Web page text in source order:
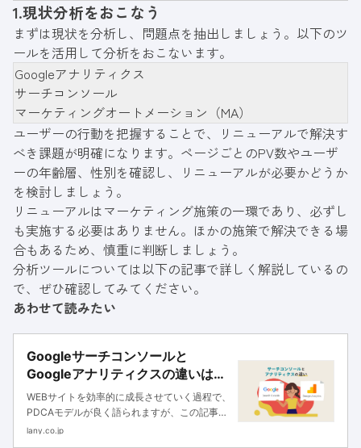
ている方は参考にしてください。
1.現状分析をおこなう
まずは現状を分析し、問題点を抽出しましょう。以下のツ
ールを活用して分析をおこないます。
Googleアナリティクス
サーチコンソール
マーケティングオートメーション（MA）
ユーザーの行動を把握することで、リニューアルで解決す
べき課題が明確になります。ページごとのPV数やユーザ
ーの年齢層、性別を確認し、リニューアルが必要かどうか
を検討しましょう。
リニューアルはマーケティング施策の一環であり、必ずし
も実施する必要はありません。ほかの施策で解決できる場
合もあるため、慎重に判断しましょう。
分析ツールについては以下の記事で詳しく解説しているの
で、ぜひ確認してみてください。
あわせて読みたい
Googleサーチコンソールと
Googleアナリティクスの違いは？
効果的な活用方法について徹底解
説
WEBサイトを効率的に成長させていく過程で、
PDCAモデルが良く語られますが、この記事で
はCHECKに該当する、施策の効果や課題発見
lany.co.jp